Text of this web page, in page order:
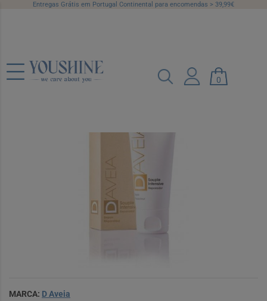
Entregas Grátis em Portugal Continental para encomendas > 39,99€
0
D Aveia Intensive Reparador 40 ml
MARCA: D Aveia